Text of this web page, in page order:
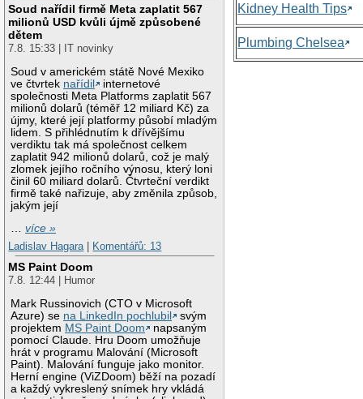
Soud nařídil firmě Meta zaplatit 567
milionů USD kvůli újmě způsobené
dětem
7.8. 15:33 | IT novinky
Soud v americkém státě Nové Mexiko
ve čtvrtek nařídil
internetové
společnosti Meta Platforms zaplatit 567
milionů dolarů (téměř 12 miliard Kč) za
újmy, které její platformy působí mladým
lidem. S přihlédnutím k dřívějšímu
verdiktu tak má společnost celkem
zaplatit 942 milionů dolarů, což je malý
zlomek jejího ročního výnosu, který loni
činil 60 miliard dolarů. Čtvrteční verdikt
firmě také nařizuje, aby změnila způsob,
jakým její
…více »
Ladislav Hagara
Komentářů: 13
MS Paint Doom
7.8. 12:44 | Humor
Mark Russinovich (CTO v Microsoft
Azure) se na LinkedIn pochlubil
svým
projektem MS Paint Doom
napsaným
pomocí Claude. Hru Doom umožňuje
hrát v programu Malování (Microsoft
Paint). Malování funguje jako monitor.
Herní engine (ViZDoom) běží na pozadí
a každý vykreslený snímek hry vkládá
Kidney Health Tips
Plumbing Chelsea